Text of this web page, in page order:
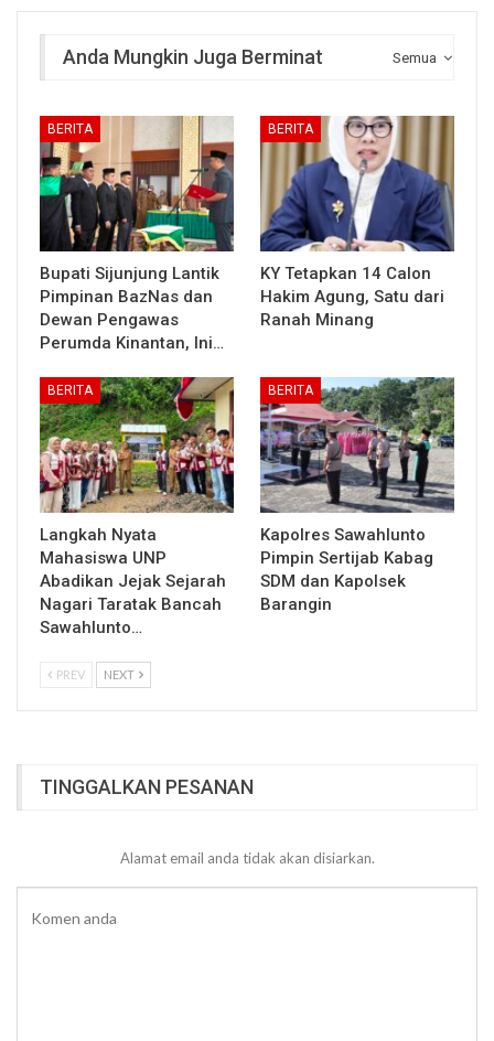
Semua
Anda Mungkin Juga Berminat
BERITA
Bupati Sijunjung Lantik
Pimpinan BazNas dan
Dewan Pengawas
Perumda Kinantan, Ini…
BERITA
KY Tetapkan 14 Calon
Hakim Agung, Satu dari
Ranah Minang
BERITA
Langkah Nyata
Mahasiswa UNP
Abadikan Jejak Sejarah
Nagari Taratak Bancah
Sawahlunto…
BERITA
Kapolres Sawahlunto
Pimpin Sertijab Kabag
SDM dan Kapolsek
Barangin
PREV NEXT
TINGGALKAN PESANAN
Alamat email anda tidak akan disiarkan.